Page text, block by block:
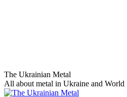
Skip
to
content
The Ukrainian Metal
All about metal in Ukraine and World